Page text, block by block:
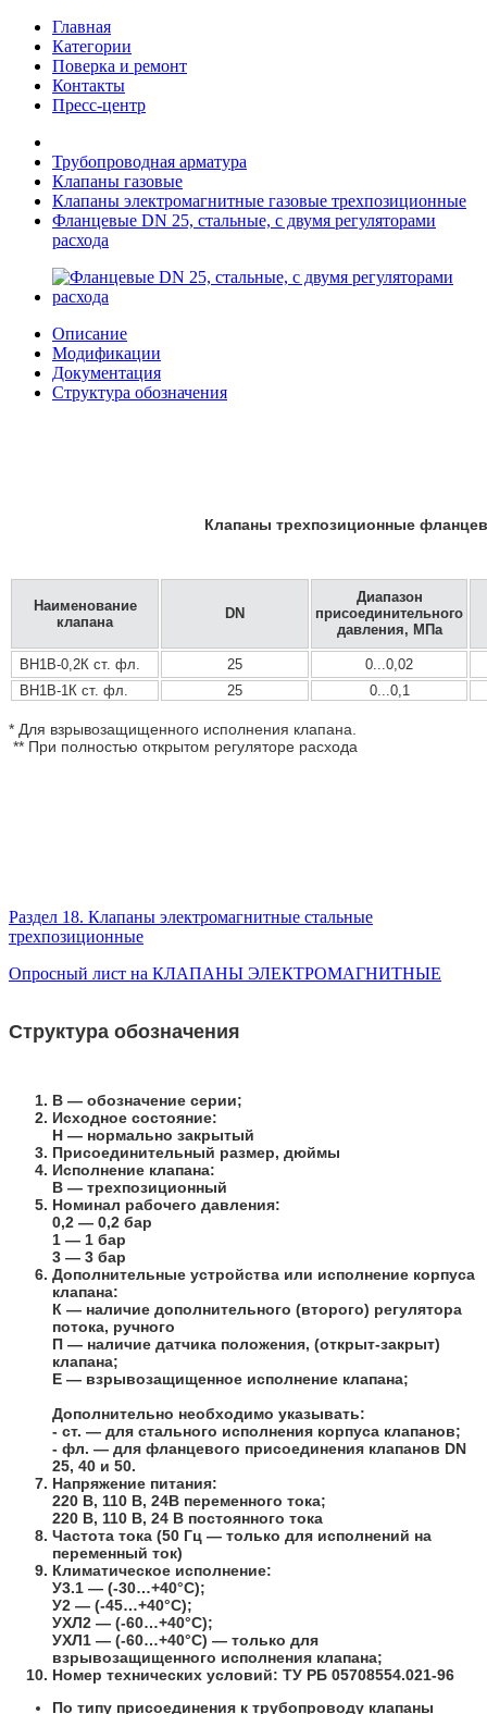
Главная
Категории
Поверка и ремонт
Контакты
Пресс-центр
Трубопроводная арматура
Клапаны газовые
Клапаны электромагнитные газовые трехпозиционные
Фланцевые DN 25, стальные, с двумя регуляторами
расхода
Описание
Модификации
Документация
Структура обозначения
Клапаны трехпозиционные
Наимено­вание
клапана
DN
Диапазон
присоединительного
давления, МПа
ВН1В-0,2К ст. фл. 25
0...0,02
ВН1В-1К ст. фл.
25 0...0,1
* Для взрывозащищенного исполнения клапана.
** При полностью открытом регуляторе расхода
Раздел 18. Клапаны электромагнитные стальные
трехпозиционные
Опросный лист на КЛАПАНЫ ЭЛЕКТРОМАГНИТНЫЕ
Структура обозначения
В — обозначение серии;
Исходное состояние:
Н — нормально закрытый
Присоединительный размер, дюймы
Исполнение клапана:
В — трехпозиционный
Номинал рабочего давления:
0,2 — 0,2 бар
1 — 1 бар
3 — 3 бар
Дополнительные устройства или исполнение корпуса
клапана:
К — наличие дополнительного (второго) регулятора
потока, ручного
П — наличие датчика положения, (открыт-закрыт)
клапана;
Е — взрывозащищенное исполнение клапана;
Дополнительно необходимо указывать:
- ст. — для стального исполнения корпуса клапанов;
- фл. — для фланцевого присоединения клапанов DN
25, 40 и 50.
Напряжение питания:
220 В, 110 В, 24В переменного тока;
220 В, 110 В, 24 В постоянного тока
Частота тока (50 Гц — только для исполнений на
переменный ток)
Климатическое исполнение:
У3.1 — (-30…+40°С);
У2 — (-45…+40°С);
УХЛ2 — (-60…+40°С);
УХЛ1 — (-60…+40°С) — только для
взрывозащищенного исполнения клапана;
Номер технических условий: ТУ РБ 05708554.021-96
По типу присоединения к трубопроводу клапаны